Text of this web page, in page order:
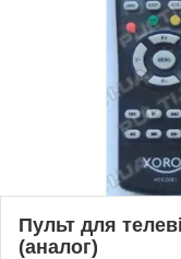
Пульт для
(аналог)